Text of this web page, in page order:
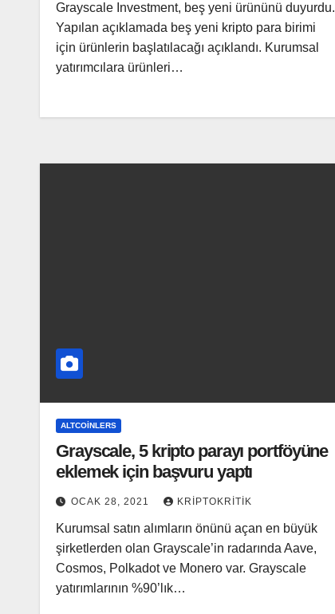
Grayscale Investment, beş yeni ürününü duyurdu.
Yapılan açıklamada beş yeni kripto para birimi
için ürünlerin başlatılacağı açıklandı. Kurumsal
yatırımcılara ürünleri…
ALTCOINLERS
Grayscale, 5 kripto parayı portföyüne
eklemek için başvuru yaptı
OCAK 28, 2021 KRIPTOKRITIK
Kurumsal satın alımların önünü açan en büyük
şirketlerden olan Grayscale’in radarında Aave,
Cosmos, Polkadot ve Monero var. Grayscale
yatırımlarının %90’lık…